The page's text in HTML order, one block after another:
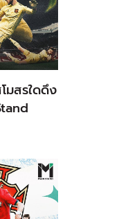
มสรใดดึง